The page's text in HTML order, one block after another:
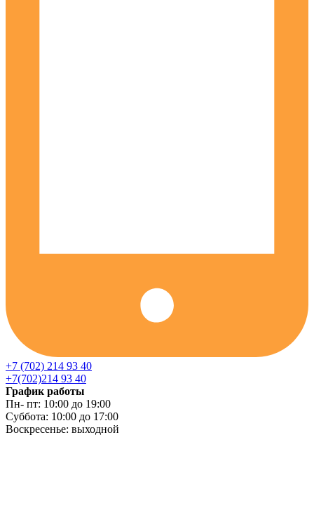
+7 (702) 214 93 40
+7(702)214 93 40
График работы
Пн- пт: 10:00 до 19:00
Суббота: 10:00 до 17:00
Воскресенье: выходной